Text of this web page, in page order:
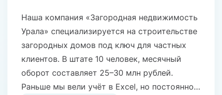
Наша компания «Загородная недвижимость
Урала» специализируется на строительстве
загородных домов под ключ для частных
клиентов. В штате 10 человек, месячный
оборот составляет 25–30 млн рублей.
Раньше мы вели учёт в Excel, но постоянно